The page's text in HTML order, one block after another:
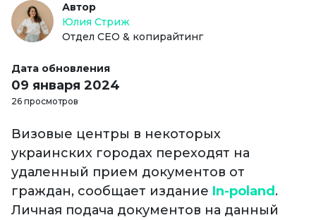
Автор
Юлия Стриж
Отдел СЕО & копирайтинг
Дата обновления
09 января 2024
26 просмотров
Визовые центры в некоторых
украинских городах переходят на
удаленный прием документов от
граждан, сообщает издание In-poland .
Личная подача документов на данный